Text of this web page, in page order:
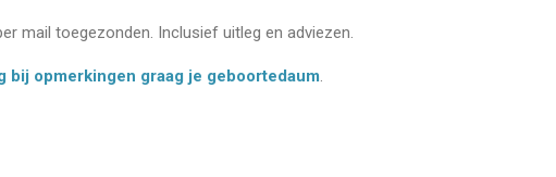
mail toegezonden. Inclusief uitleg en adviezen.
bij opmerkingen graag je geboortedaum.